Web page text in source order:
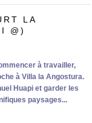
LA
@)
à travailler,
à Villa la Angostura.
Huapi et garder les
paysages...